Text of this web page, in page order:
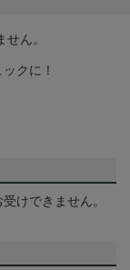
ん。
クに！
けできません。